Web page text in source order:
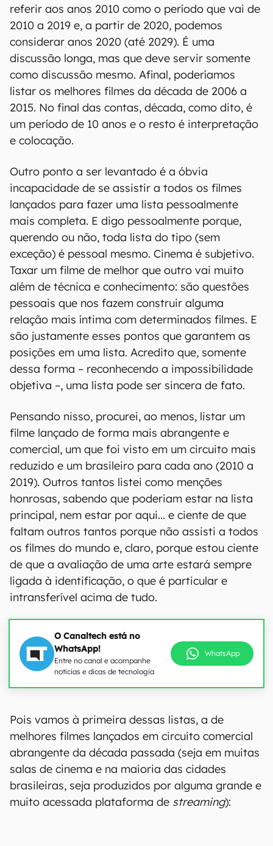
referir aos anos 2010 como o período que vai de
2010 a 2019 e, a partir de 2020, podemos
considerar anos 2020 (até 2029). É uma
discussão longa, mas que deve servir somente
como discussão mesmo. Afinal, poderíamos
listar os melhores filmes da década de 2006 a
2015. No final das contas, década, como dito, é
um período de 10 anos e o resto é interpretação
e colocação.
Outro ponto a ser levantado é a óbvia
incapacidade de se assistir a todos os filmes
lançados para fazer uma lista pessoalmente
mais completa. E digo pessoalmente porque,
querendo ou não, toda lista do tipo (sem
exceção) é pessoal mesmo. Cinema é subjetivo.
Taxar um filme de melhor que outro vai muito
além de técnica e conhecimento: são questões
pessoais que nos fazem construir alguma
relação mais íntima com determinados filmes. E
são justamente esses pontos que garantem as
posições em uma lista. Acredito que, somente
dessa forma – reconhecendo a impossibilidade
objetiva –, uma lista pode ser sincera de fato.
Pensando nisso, procurei, ao menos, listar um
filme lançado de forma mais abrangente e
comercial, um que foi visto em um circuito mais
reduzido e um brasileiro para cada ano (2010 a
2019). Outros tantos listei como menções
honrosas, sabendo que poderiam estar na lista
principal, nem estar por aqui... e ciente de que
faltam outros tantos porque não assisti a todos
os filmes do mundo e, claro, porque estou ciente
de que a avaliação de uma arte estará sempre
ligada à identificação, o que é particular e
intransferível acima de tudo.
O Canaltech está no
WhatsApp!
Entre no canal e acompanhe
notícias e dicas de tecnologia
WhatsApp
Pois vamos à primeira dessas listas, a de
melhores filmes lançados em circuito comercial
abrangente da década passada (seja em muitas
salas de cinema e na maioria das cidades
brasileiras, seja produzidos por alguma grande e
muito acessada plataforma de streaming):